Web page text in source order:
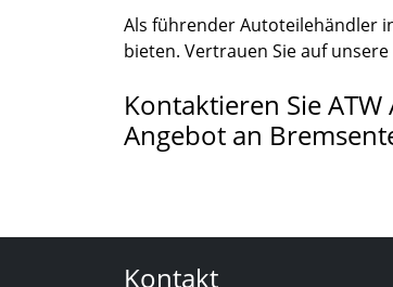
Als führender Autoteilehändler
bieten. Vertrauen Sie auf
Kontaktieren Sie
Angebot an
Kontakt